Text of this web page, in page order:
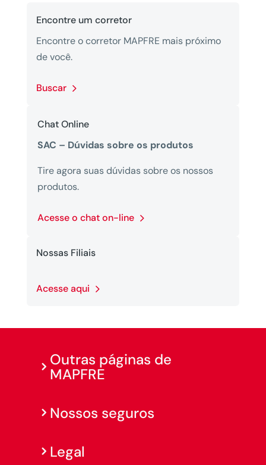
Encontre um corretor
Encontre o corretor MAPFRE mais próximo
de você.
Buscar
Chat Online
SAC – Dúvidas sobre os produtos
Tire agora suas dúvidas sobre os nossos
produtos.
Acesse o chat on-line
Nossas Filiais
Acesse aqui
Outras páginas de
MAPFRE
Nossos seguros
Legal